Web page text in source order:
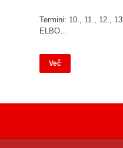
Termini: 10., 11., 12.,
ELBO…
Več